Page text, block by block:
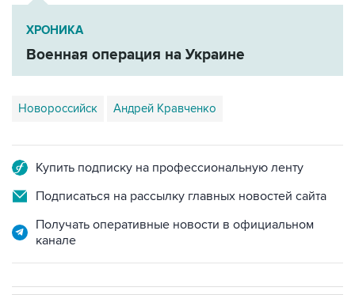
ХРОНИКА
Военная операция на Украине
Новороссийск Андрей Кравченко
Купить подписку на профессиональную ленту
Подписаться на рассылку главных новостей сайта
Получать оперативные новости в официальном
канале